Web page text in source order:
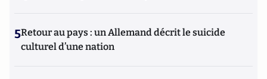
5Retour au pays : un Allemand décrit le suicide
culturel d’une nation